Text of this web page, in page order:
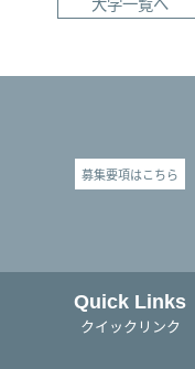
募集要項はこちら
Quick Links
クイックリンク